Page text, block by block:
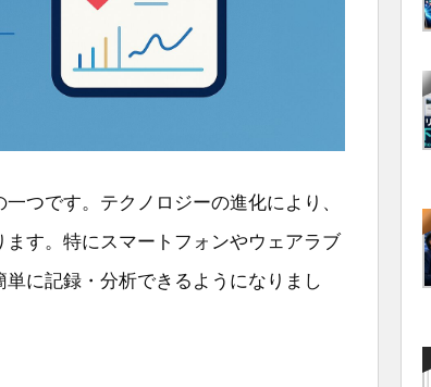
つです。テクノロジーの進化により、
す。特にスマートフォンやウェアラブ
に記録・分析できるようになりまし